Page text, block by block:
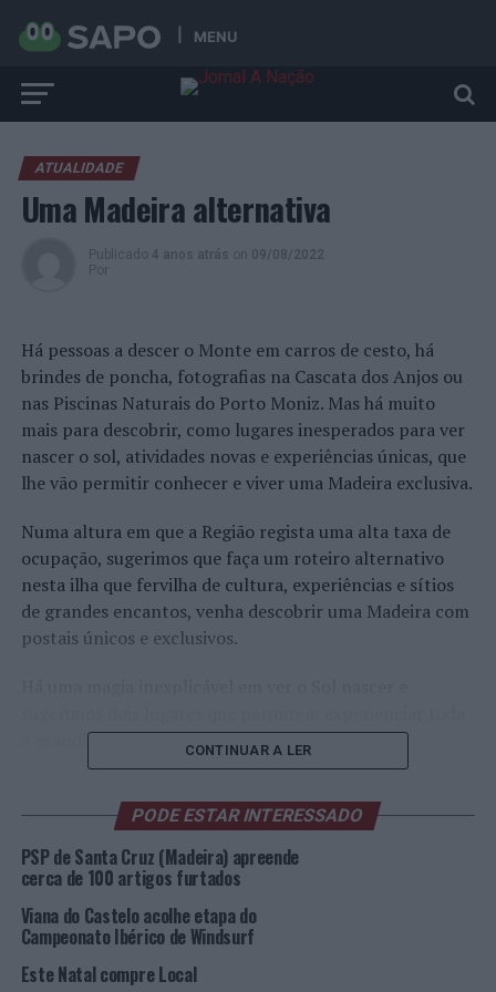
MENU
ATUALIDADE
Uma Madeira alternativa
Publicado 4 anos atrás on 09/08/2022
Por
Há pessoas a descer o Monte em carros de cesto, há
brindes de poncha, fotografias na Cascata dos Anjos ou
nas Piscinas Naturais do Porto Moniz. Mas há muito
mais para descobrir, como lugares inesperados para ver
nascer o sol, atividades novas e experiências únicas, que
lhe vão permitir conhecer e viver uma Madeira exclusiva.
Numa altura em que a Região regista uma alta taxa de
ocupação, sugerimos que faça um roteiro alternativo
nesta ilha que fervilha de cultura, experiências e sítios
de grandes encantos, venha descobrir uma Madeira com
postais únicos e exclusivos.
a grandiosidade da natureza.
encantadora extensão de calhau rolado, envolvida por
meio da água existem três grandes formações rochosas
por onde o sol se desvenda quando nasce. É uma
experiência única apreciar os raios de sol a estenderem-
se por entre estas instalações da natureza.
CONTINUAR A LER
PODE ESTAR INTERESSADO
PSP de Santa Cruz (Madeira) apreende
cerca de 100 artigos furtados
Viana do Castelo acolhe etapa do
Campeonato Ibérico de Windsurf
Este Natal compre Local